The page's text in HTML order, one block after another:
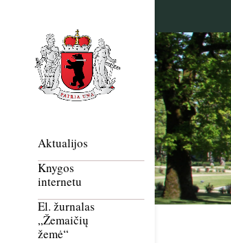
Aktualijos
Knygos
internetu
El. žurnalas
„Žemaičių
žemė“